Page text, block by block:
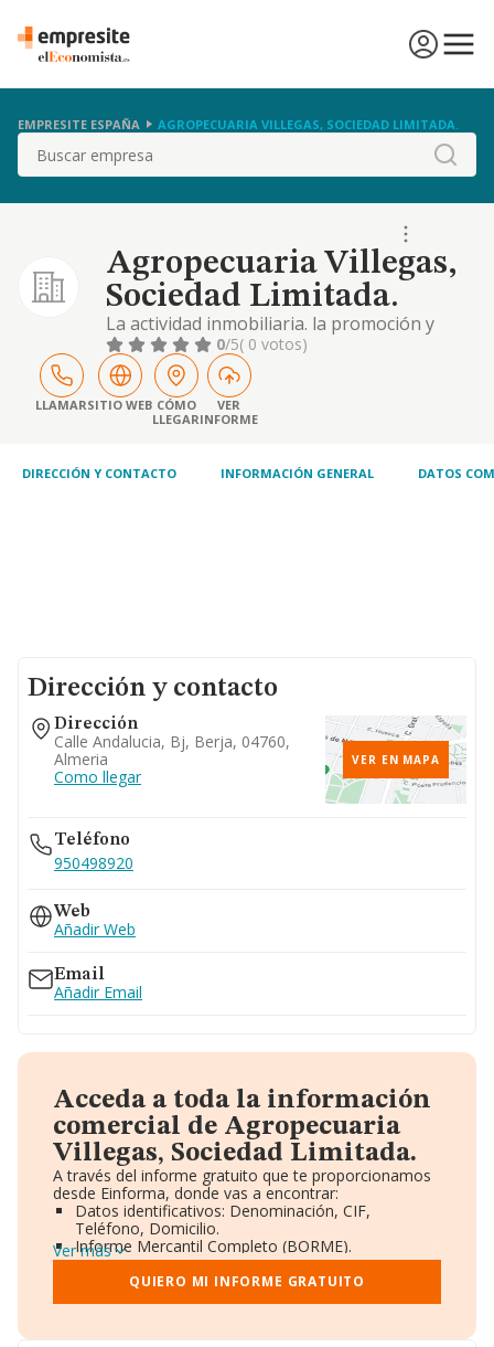
EMPRESITE ESPAÑA AGROPECUARIA VILLEGAS, SOCIEDAD LIMITADA.
Buscar
Agropecuaria Villegas,
Sociedad Limitada.
La actividad inmobiliaria. la promoción y
construccion de edificios para suventa o
arrendamiento y la compraventa de fincas,
viviendas, locales y demás inmuebles. el
alquiler de todo tipo de fincas, tanto rústicas
como urbanas
0/5( 0 votos)
LLAMARSITIO WEB CÓMO
LLEGAR
VER
INFORME
DIRECCIÓN Y CONTACTO INFORMACIÓN GENERAL DATOS
Dirección y contacto
Dirección
Calle Andalucia, Bj, Berja, 04760,
Almeria
Como llegar
VER EN MAPA
Teléfono
950498920
Web
Añadir Web
Email
Añadir Email
Acceda a toda la información
comercial de Agropecuaria
Villegas, Sociedad Limitada.
A través del informe gratuito que te proporcionamos
desde Einforma, donde vas a encontrar:
Datos identificativos: Denominación, CIF,
Teléfono, Domicilio.
Informe Mercantil Completo (BORME).
Gráficos de Evolución Ventas y Empleados.
Consejo de Administración y Administradores.
Directivos y Ejecutivos.
Ver más
QUIERO MI INFORME GRATUITO